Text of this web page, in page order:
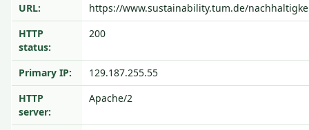
URL:
https://www.sustainability.tum.de/
HTTP
status:
200
Primary IP:
129.187.255.55
HTTP
server:
Apache/2